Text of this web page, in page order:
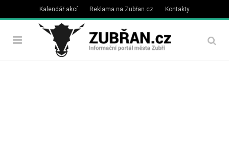
Kalendář akcí Reklama na Zubřan.cz Kontakty